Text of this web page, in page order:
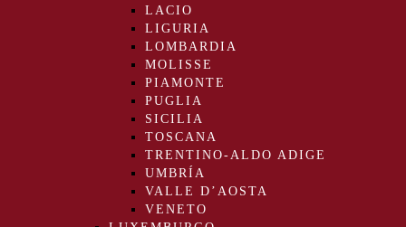
LACIO
LIGURIA
LOMBARDIA
MOLISSE
PIAMONTE
PUGLIA
SICILIA
TOSCANA
TRENTINO-ALDO ADIGE
UMBRÍA
VALLE D’AOSTA
VENETO